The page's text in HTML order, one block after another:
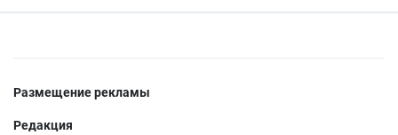
Размещение рекламы
Редакция